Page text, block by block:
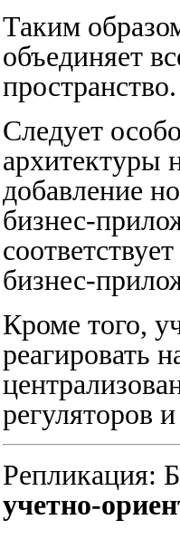
Таким
объединяет
пространство.
Следует
архитектуры
добавление
бизнес-
бизнес-
Кроме того,
реагировать
регуляторов
Репликация:
учетно-